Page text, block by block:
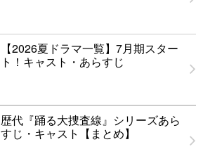
【2026夏ドラマ一覧】7月期スター
ト！キャスト・あらすじ
歴代『踊る大捜査線』シリーズあら
すじ・キャスト【まとめ】